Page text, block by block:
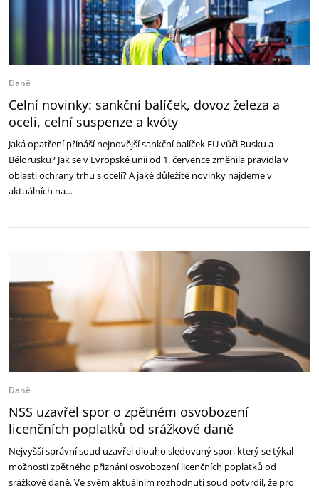
Daně
Celní novinky: sankční balíček, dovoz železa a
oceli, celní suspenze a kvóty
Jaká opatření přináší nejnovější sankční balíček EU vůči Rusku a
Bělorusku? Jak se v Evropské unii od 1. července změnila pravidla v
oblasti ochrany trhu s ocelí? A jaké důležité novinky najdeme v
aktuálních na…
Daně
NSS uzavřel spor o zpětném osvobození
licenčních poplatků od srážkové daně
Nejvyšší správní soud uzavřel dlouho sledovaný spor, který se týkal
možnosti zpětného přiznání osvobození licenčních poplatků od
srážkové daně. Ve svém aktuálním rozhodnutí soud potvrdil, že pro